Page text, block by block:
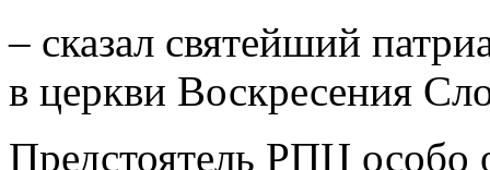
– сказал святейший
в церкви Воскресения
Предстоятель РПЦ особо